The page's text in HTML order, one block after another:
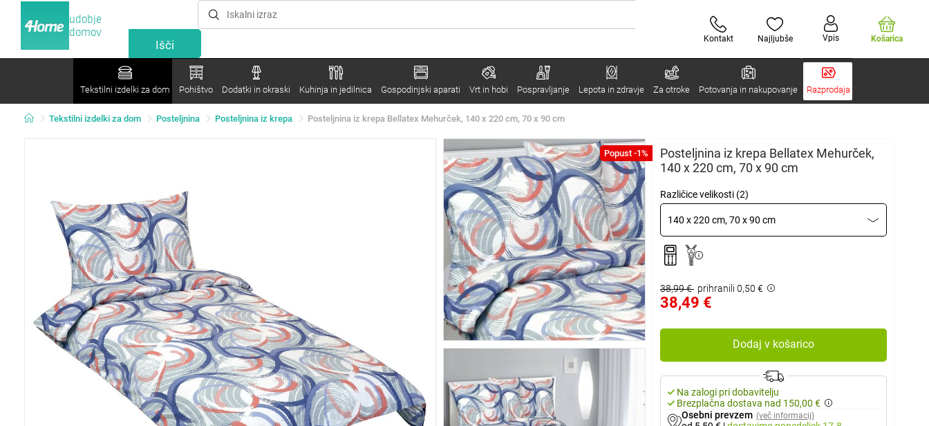
udobje
domov
Kontakt Najljubše Vpis Košarica
Tekstilni izdelki za dom Pohištvo Dodatki in okraski Kuhinja in jedilnica Gospodinjski aparati Vrt in hobi Pospravljanje Lepota in zdravje Za otroke Potovanja in nakupovanje Razprodaja
Tekstilni izdelki za dom Posteljnina Posteljnina iz krepa Posteljnina iz krepa Bellatex Mehurček, 140 x 220 cm, 70 x 90 cm
Popust -1%
Posteljnina iz krepa Bellatex Mehurček,
140 x 220 cm, 70 x 90 cm
Različice velikosti (2)
140 x 220 cm, 70 x 90 cm
38,99 € prihranili 0,50 €
38,49 €
Dodaj v košarico
Na zalogi pri dobavitelju
Brezplačna dostava nad 150,00 €
Osebni prevzem (več informacij)